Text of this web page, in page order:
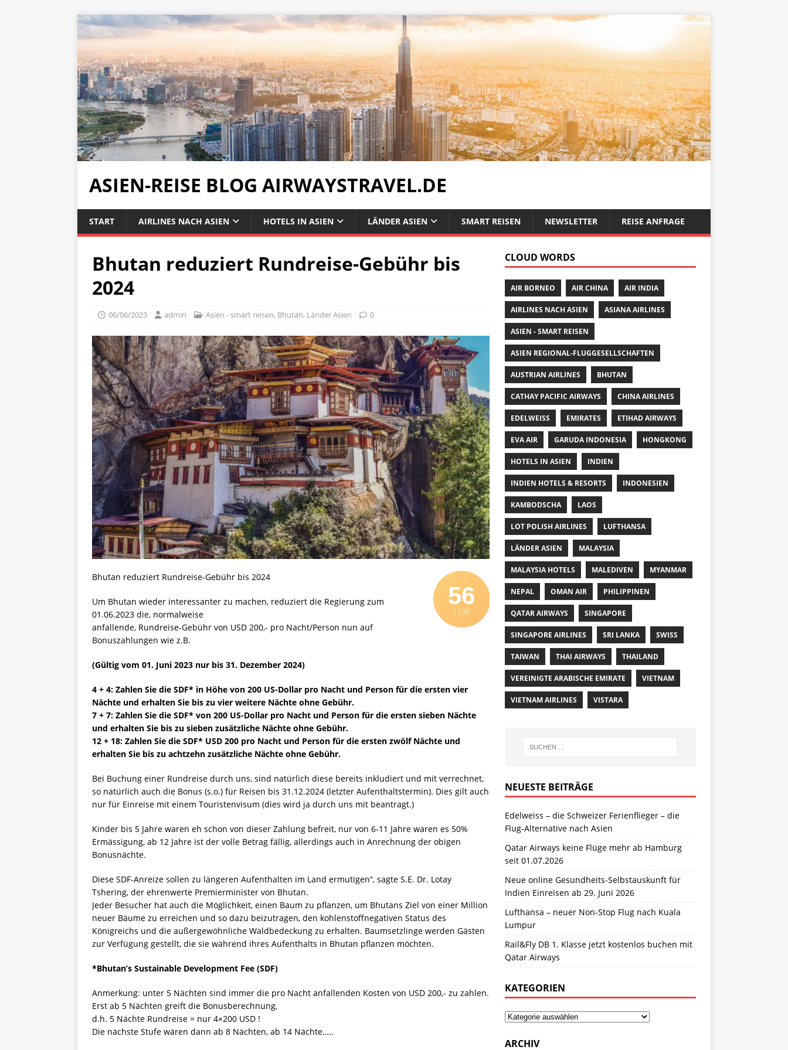
ASIEN-REISE BLOG AIRWAYSTRAVEL.DE
START AIRLINES NACH ASIEN HOTELS IN ASIEN LÄNDER ASIEN SMART REISEN NEWSLETTER REISE ANFRAGE
Bhutan reduziert Rundreise-Gebühr bis
2024
06/06/2023 admin Asien - smart reisen, Bhutan, Länder Asien 0
56
/ 100
Bhutan reduziert Rundreise-Gebühr bis 2024
Um Bhutan wieder interessanter zu machen, reduziert die Regierung zum
01.06.2023 die, normalweise
anfallende, Rundreise-Gebühr von USD 200,- pro Nacht/Person nun auf
Bonuszahlungen wie z.B.
(Gültig vom 01. Juni 2023 nur bis 31. Dezember 2024)
4 + 4: Zahlen Sie die SDF* in Höhe von 200 US-Dollar pro Nacht und Person für die ersten vier
Nächte und erhalten Sie bis zu vier weitere Nächte ohne Gebühr.
7 + 7: Zahlen Sie die SDF* von 200 US-Dollar pro Nacht und Person für die ersten sieben Nächte
und erhalten Sie bis zu sieben zusätzliche Nächte ohne Gebühr.
12 + 18: Zahlen Sie die SDF* USD 200 pro Nacht und Person für die ersten zwölf Nächte und
erhalten Sie bis zu achtzehn zusätzliche Nächte ohne Gebühr.
Bei Buchung einer Rundreise durch uns, sind natürlich diese bereits inkludiert und mit verrechnet,
so natürlich auch die Bonus (s.o.) für Reisen bis 31.12.2024 (letzter Aufenthaltstermin). Dies gilt auch
nur für Einreise mit einem Touristenvisum (dies wird ja durch uns mit beantragt.)
Kinder bis 5 Jahre waren eh schon von dieser Zahlung befreit, nur von 6-11 Jahre waren es 50%
Ermässigung, ab 12 Jahre ist der volle Betrag fällig, allerdings auch in Anrechnung der obigen
Bonusnächte.
Diese SDF-Anreize sollen zu längeren Aufenthalten im Land ermutigen”, sagte S.E. Dr. Lotay
Tshering, der ehrenwerte Premierminister von Bhutan.
Jeder Besucher hat auch die Möglichkeit, einen Baum zu pflanzen, um Bhutans Ziel von einer Million
neuer Bäume zu erreichen und so dazu beizutragen, den kohlenstoffnegativen Status des
Königreichs und die außergewöhnliche Waldbedeckung zu erhalten. Baumsetzlinge werden Gästen
zur Verfügung gestellt, die sie während ihres Aufenthalts in Bhutan pflanzen möchten.
*Bhutan’s Sustainable Development Fee (SDF)
Anmerkung: unter 5 Nächten sind immer die pro Nacht anfallenden Kosten von USD 200,- zu zahlen.
Erst ab 5 Nächten greift die Bonusberechnung,
d.h. 5 Nächte Rundreise = nur 4×200 USD !
Die nächste Stufe wären dann ab 8 Nächten, ab 14 Nächte…..
CLOUD WORDS
AIR BORNEO AIR CHINA AIR INDIA
AIRLINES NACH ASIEN ASIANA AIRLINES
ASIEN - SMART REISEN
ASIEN REGIONAL-FLUGGESELLSCHAFTEN
AUSTRIAN AIRLINES BHUTAN
CATHAY PACIFIC AIRWAYS CHINA AIRLINES
EDELWEISS EMIRATES ETIHAD AIRWAYS
EVA AIR GARUDA INDONESIA HONGKONG
HOTELS IN ASIEN INDIEN
INDIEN HOTELS & RESORTS INDONESIEN
KAMBODSCHA LAOS
LOT POLISH AIRLINES LUFTHANSA
LÄNDER ASIEN MALAYSIA
MALAYSIA HOTELS MALEDIVEN MYANMAR
NEPAL OMAN AIR PHILIPPINEN
QATAR AIRWAYS SINGAPORE
SINGAPORE AIRLINES SRI LANKA SWISS
TAIWAN THAI AIRWAYS THAILAND
VEREINIGTE ARABISCHE EMIRATE VIETNAM
VIETNAM AIRLINES VISTARA
NEUESTE BEITRÄGE
Edelweiss – die Schweizer Ferienflieger – die
Flug-Alternative nach Asien
Qatar Airways keine Flüge mehr ab Hamburg
seit 01.07.2026
Neue online Gesundheits-Selbstauskunft für
Indien Einreisen ab 29. Juni 2026
Lufthansa – neuer Non-Stop Flug nach Kuala
Lumpur
Rail&Fly DB 1. Klasse jetzt kostenlos buchen mit
Qatar Airways
KATEGORIEN
ARCHIV